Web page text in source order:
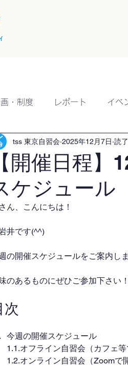
・制度 レポート イベ
【開催日程】
ケジュール
tss 東京自習会 2025年12月7日 読
ん、こんにちは！
井です(^^)
の開催スケジュールをご案内し
のあるものにぜひご参加下さい！
次
今週の開催スケジュール
1.1.オフライン自習会（カフェ等
1.2.オンライン自習会（Zoomで